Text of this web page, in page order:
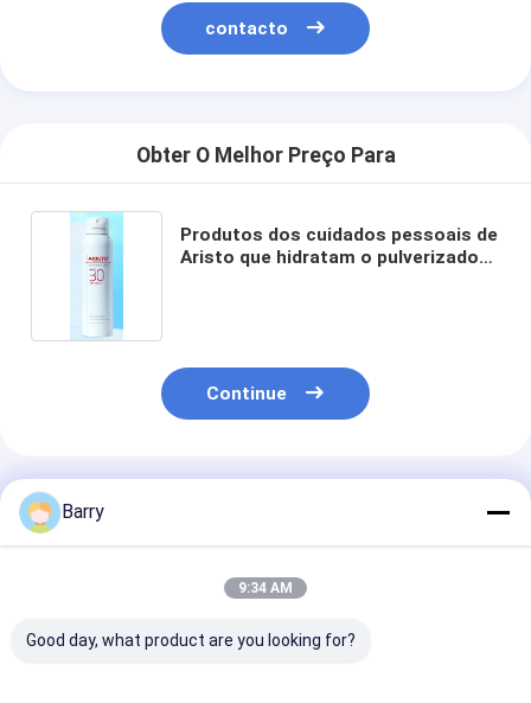
contacto
Obter O Melhor Preço Para
Produtos dos cuidados pessoais de
Aristo que hidratam o pulverizador
Continue
Produtos Recomendados
Barry
9:34 AM
Good day, what product are you looking for?